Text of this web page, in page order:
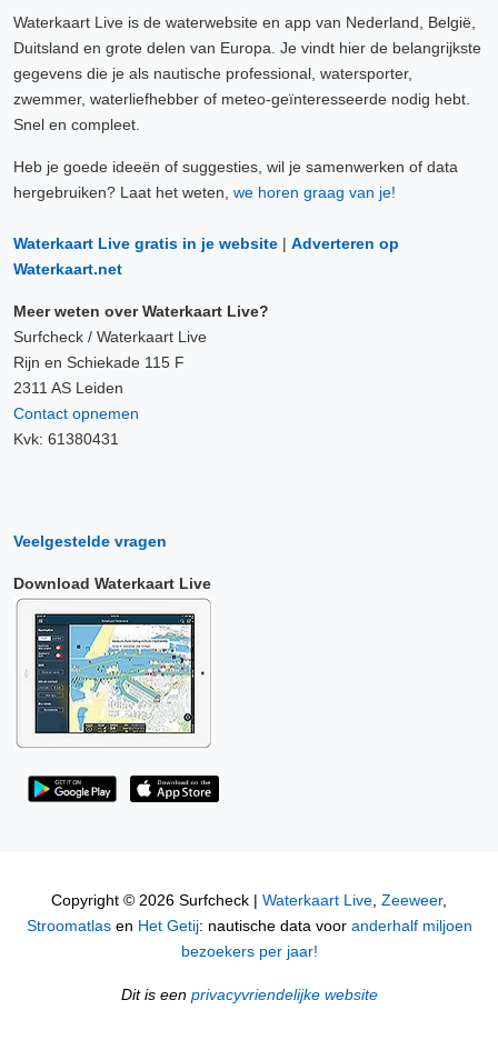
Waterkaart Live is de waterwebsite en app van Nederland, België,
Duitsland en grote delen van Europa. Je vindt hier de belangrijkste
gegevens die je als nautische professional, watersporter,
zwemmer, waterliefhebber of meteo-geïnteresseerde nodig hebt.
Snel en compleet.
Heb je goede ideeën of suggesties, wil je samenwerken of data
hergebruiken? Laat het weten, we horen graag van je!
Waterkaart Live gratis in je website | Adverteren op
Waterkaart.net
Meer weten over Waterkaart Live?
Surfcheck / Waterkaart Live
Rijn en Schiekade 115 F
2311 AS Leiden
Contact opnemen
Kvk: 61380431
Veelgestelde vragen
Download Waterkaart Live
Copyright © 2026 Surfcheck | Waterkaart Live, Zeeweer,
Stroomatlasen Het Getij: nautische data voor anderhalf miljoen
bezoekers per jaar!
Dit is een privacyvriendelijke website